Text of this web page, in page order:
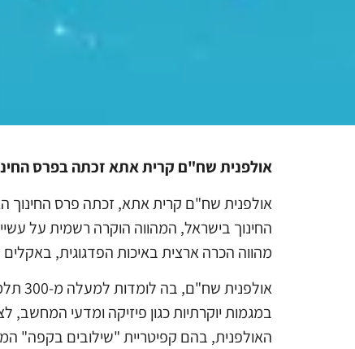
אולפנית שח"ם קרית אתא זכתה בפרס
אולפנית שח"ם קרית אתא, זכתה פרס החינוך
החינוך בישראל, המהווה הוקרה רשמית על
מהווה הכרה ארצית באיכות הפדגוגית,
במגמות יוקרתיות כגון פיזיקה ומדעי
האולפנית, בהם קפיטריית "שילובים בקפה"